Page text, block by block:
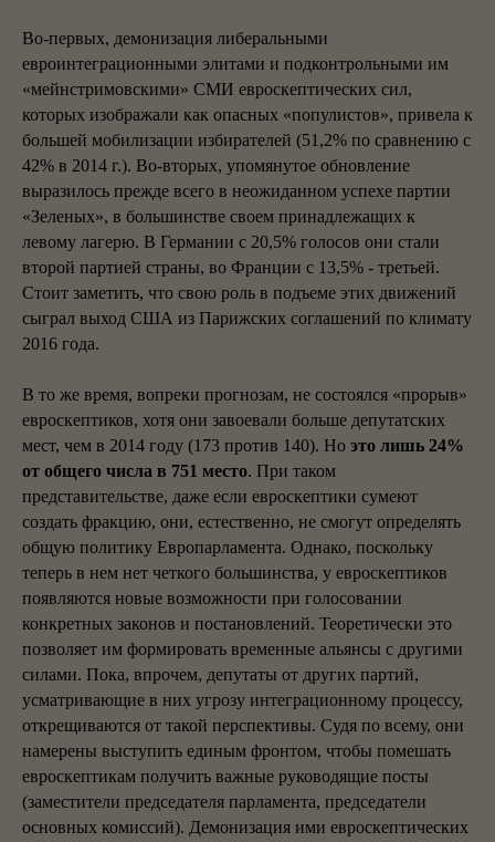
Во-первых, демонизация либеральными
евроинтеграционными элитами и подконтрольными им
«мейнстримовскими» СМИ евроскептических сил,
которых изображали как опасных «популистов», привела к
большей мобилизации избирателей (51,2% по сравнению с
42% в 2014 г.). Во-вторых, упомянутое обновление
выразилось прежде всего в неожиданном успехе партии
«Зеленых», в большинстве своем принадлежащих к
левому лагерю. В Германии с 20,5% голосов они стали
второй партией страны, во Франции с 13,5% - третьей.
Стоит заметить, что свою роль в подъеме этих движений
сыграл выход США из Парижских соглашений по климату
2016 года.
В то же время, вопреки прогнозам, не состоялся «прорыв»
евроскептиков, хотя они завоевали больше депутатских
мест, чем в 2014 году (173 против 140). Но это лишь 24%
от общего числа в 751 место. При таком
представительстве, даже если евроскептики сумеют
создать фракцию, они, естественно, не смогут определять
общую политику Европарламента. Однако, поскольку
теперь в нем нет четкого большинства, у евроскептиков
появляются новые возможности при голосовании
конкретных законов и постановлений. Теоретически это
позволяет им формировать временные альянсы с другими
силами. Пока, впрочем, депутаты от других партий,
усматривающие в них угрозу интеграционному процессу,
открещиваются от такой перспективы. Судя по всему, они
намерены выступить единым фронтом, чтобы помешать
евроскептикам получить важные руководящие посты
(заместители председателя парламента, председатели
основных комиссий). Демонизация ими евроскептических